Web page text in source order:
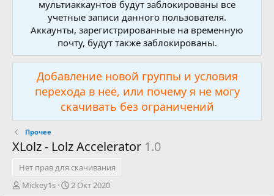
мультиаккаунтов будут заблокированы все
учетные записи данного пользователя.
Аккаунты, зарегистрированные на временную
почту, будут также заблокированы.
Добавление новой группы и условия
перехода в неё, или почему я не могу
скачивать без ограничений
Прочее
XLolz - Lolz Accelerator 1.0
Нет прав для скачивания
А
Mickey1s
Д
2 Окт 2020